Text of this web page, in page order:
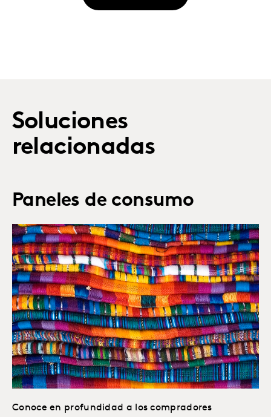
Soluciones
relacionadas
Paneles de consumo
Conoce en profundidad a los compradores